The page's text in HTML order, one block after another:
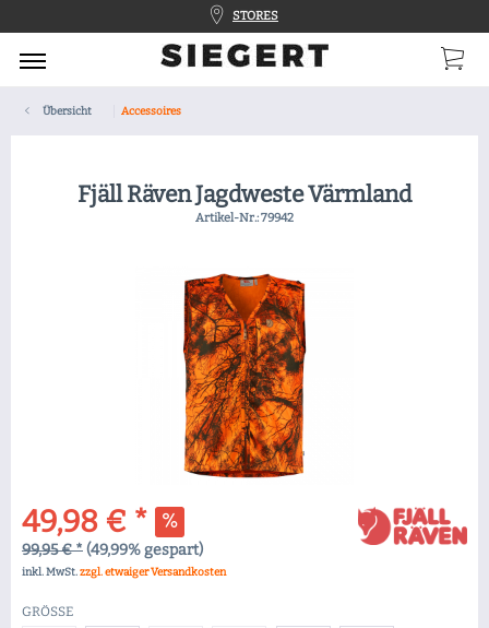
STORES
Übersicht Accessoires
Fjäll Räven Jagdweste Värmland
Artikel-Nr.:79942
49,98 € *
99,95 € *(49,99% gespart)
inkl. MwSt.zzgl. etwaiger Versandkosten
GRÖSSE